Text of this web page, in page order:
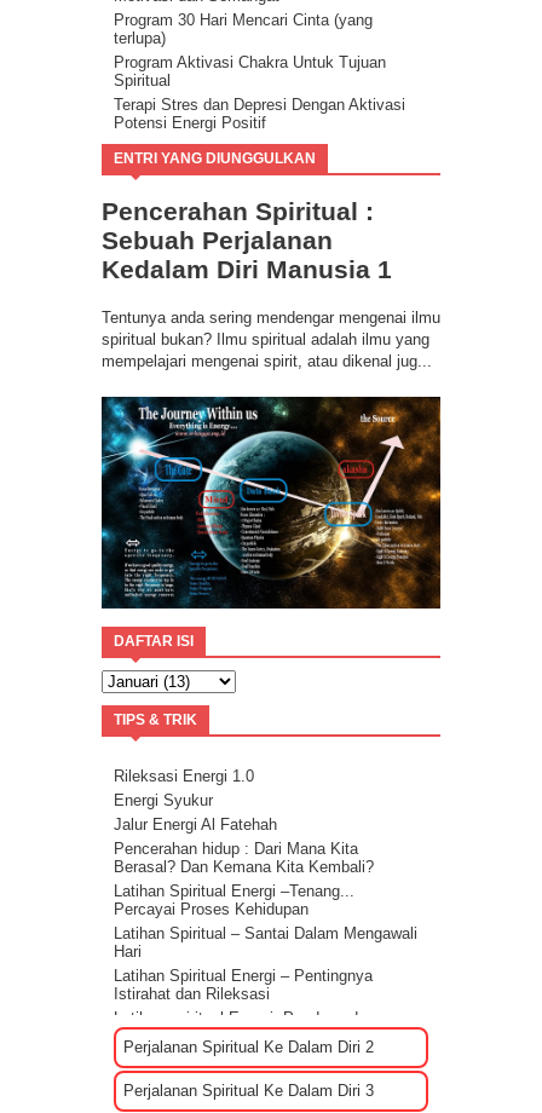
Program 30 Hari Mencari Cinta (yang
terlupa)
Program Aktivasi Chakra Untuk Tujuan
Spiritual
Terapi Stres dan Depresi Dengan Aktivasi
Potensi Energi Positif
Program Buang Sial untuk Datangkan
Keberuntungan & Kesuksesan dalam Hidup
Program Coaching Holistic, Positif
Consciousness for Success
ENTRI YANG DIUNGGULKAN
Pencerahan Spiritual :
Sebuah Perjalanan
Kedalam Diri Manusia 1
Tentunya anda sering mendengar mengenai ilmu
spiritual bukan? Ilmu spiritual adalah ilmu yang
mempelajari mengenai spirit, atau dikenal jug...
DAFTAR ISI
TIPS & TRIK
Rileksasi Energi 1.0
Energi Syukur
Jalur Energi Al Fatehah
Pencerahan hidup : Dari Mana Kita
Berasal? Dan Kemana Kita Kembali?
Latihan Spiritual Energi –Tenang...
Percayai Proses Kehidupan
Latihan Spiritual – Santai Dalam Mengawali
Hari
Latihan Spiritual Energi – Pentingnya
Istirahat dan Rileksasi
Latihan spiritual Energi: Panduan dan
Sharing rileksasi energi
Bagaimana Cara Mengenali EGO?
Tips Membuat Rencana Hidup Selagi
Masih Muda
Perjalanan Spiritual Ke Dalam Diri 2
Perjalanan Spiritual Ke Dalam Diri 3